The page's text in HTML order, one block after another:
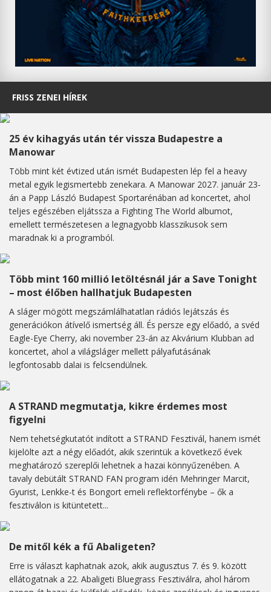
FRISS ZENEI HÍREK
25 év kihagyás után tér vissza Budapestre a
Manowar
Több mint két évtized után ismét Budapesten lép fel a heavy
metal egyik legismertebb zenekara. A Manowar 2027. január 23-
án a Papp László Budapest Sportarénában ad koncertet, ahol
teljes egészében eljátssza a Fighting The World albumot,
emellett természetesen a legnagyobb klasszikusok sem
maradnak ki a programból.
Több mint 160 millió letöltésnál jár a Save Tonight
– most élőben hallhatjuk Budapesten
A sláger mögött megszámlálhatatlan rádiós lejátszás és
generációkon átívelő ismertség áll. És persze egy előadó, a svéd
Eagle-Eye Cherry, aki november 23-án az Akvárium Klubban ad
koncertet, ahol a világsláger mellett pályafutásának
legfontosabb dalai is felcsendülnek.
A STRAND megmutatja, kikre érdemes most
figyelni
Nem tehetségkutatót indított a STRAND Fesztivál, hanem ismét
kijelölte azt a négy előadót, akik szerintük a következő évek
meghatározó szereplői lehetnek a hazai könnyűzenében. A
tavaly debütált STRAND FAN program idén Mehringer Marcit,
Gyurist, Lenkke-t és Bongort emeli reflektorfénybe – ők a
fesztiválon is kitüntetett...
De mitől kék a fű Abaligeten?
Erre is választ kaphatnak azok, akik augusztus 7. és 9. között
ellátogatnak a 22. Abaligeti Bluegrass Fesztiválra, ahol három